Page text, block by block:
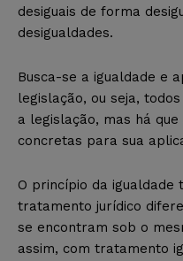
desiguais de forma
desigualdades.
Busca-se a igualdade e
legislação, ou seja,
a legislação, mas há
concretas para sua
O princípio da
tratamento jurídico
se encontram sob o
assim, com tratamento